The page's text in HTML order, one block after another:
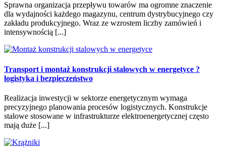
Sprawna organizacja przepływu towarów ma ogromne znaczenie
dla wydajności każdego magazynu, centrum dystrybucyjnego czy
zakładu produkcyjnego. Wraz ze wzrostem liczby zamówień i
intensywnością [...]
Transport i montaż konstrukcji stalowych w energetyce ?
logistyka i bezpieczeństwo
Realizacja inwestycji w sektorze energetycznym wymaga
precyzyjnego planowania procesów logistycznych. Konstrukcje
stalowe stosowane w infrastrukturze elektroenergetycznej często
mają duże [...]